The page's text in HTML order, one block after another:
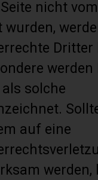
nicht
wurden,
Dritter
solche
auf eine
werden,